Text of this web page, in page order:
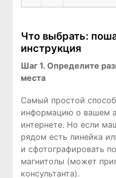
Что выбрать:
инструкция
Шаг 1. Определите
места
Самый простой способ
информацию о вашем
интернете. Но если
рядом есть линейка
и сфотографировать
магнитолы (может
консультанта).